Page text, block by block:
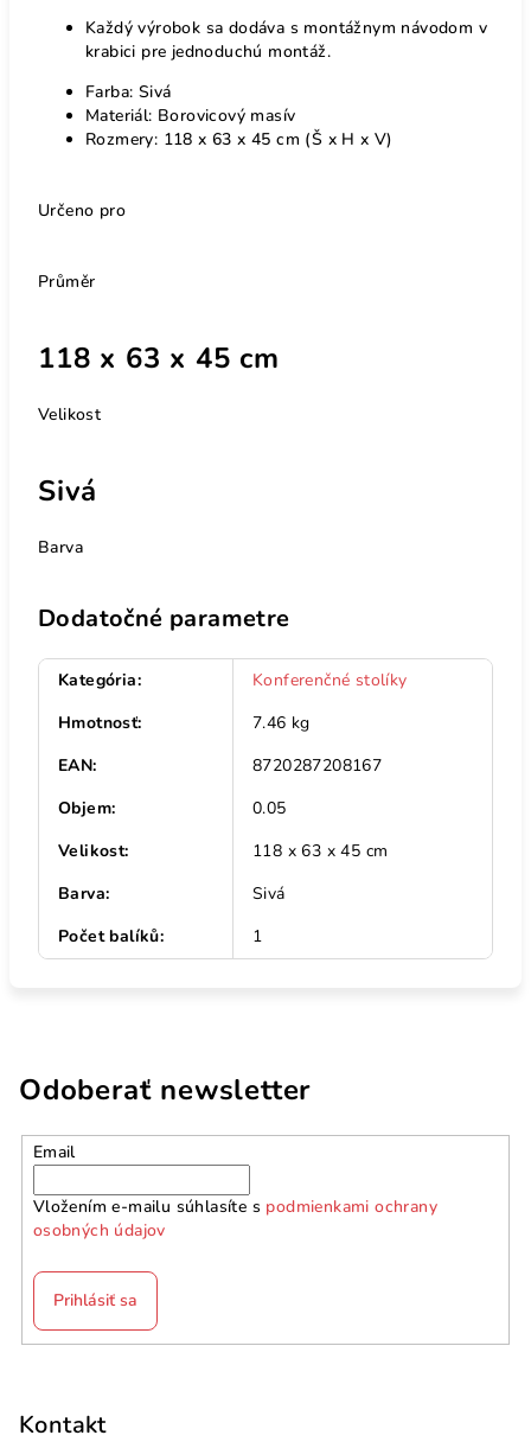
Každý výrobok sa dodáva s montážnym návodom v
krabici pre jednoduchú montáž.
Farba: Sivá
Materiál: Borovicový masív
Rozmery: 118 x 63 x 45 cm (Š x H x V)
Určeno pro
Průměr
118 x 63 x 45 cm
Velikost
Sivá
Barva
Dodatočné parametre
Kategória:
Konferenčné stolíky
Hmotnosť:
7.46 kg
EAN:
8720287208167
Objem:
0.05
Velikost:
118 x 63 x 45 cm
Barva:
Sivá
Počet balíků: 1
Odoberať newsletter
Email
Vložením e-mailu súhlasíte s podmienkami ochrany
osobných údajov
Prihlásiť sa
Kontakt